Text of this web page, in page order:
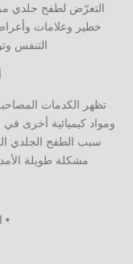
التعرّض لطفح جلدي
خطير وعلامات
التنفس
تظهر الكدمات
ومواد كيميائية أخرى في
سبب الطفح الجلدي
مشكلة طويلة
•